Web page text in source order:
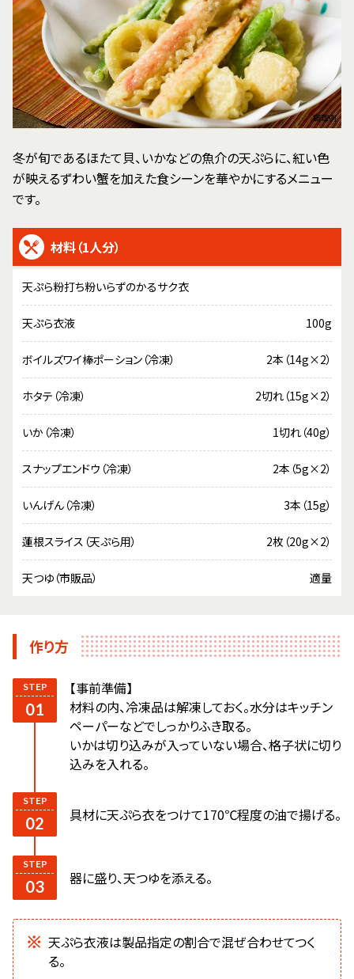
調理例
冬が旬であるほたて貝、いかなどの魚介の天ぷらに、紅い色
が映えるずわい蟹を加えた食シーンを華やかにするメニュー
です。
材料（1人分）
天ぷら粉打ち粉いらずのかるサク衣
天ぷら衣液 100g
ボイルズワイ棒ポーション（冷凍） 2本（14g×2）
ホタテ（冷凍） 2切れ（15g×2）
いか（冷凍） 1切れ（40g）
スナップエンドウ（冷凍） 2本（5g×2）
いんげん（冷凍） 3本（15g）
蓮根スライス（天ぷら用） 2枚（20g×2）
天つゆ（市販品） 適量
作り方
【事前準備】
材料の内、冷凍品は解凍しておく。水分はキッチン
ペーパーなどでしっかりふき取る。
いかは切り込みが入っていない場合、格子状に切り
込みを入れる。
具材に天ぷら衣をつけて170℃程度の油で揚げる。
器に盛り、天つゆを添える。
天ぷら衣液は製品指定の割合で混ぜ合わせてつく
る。